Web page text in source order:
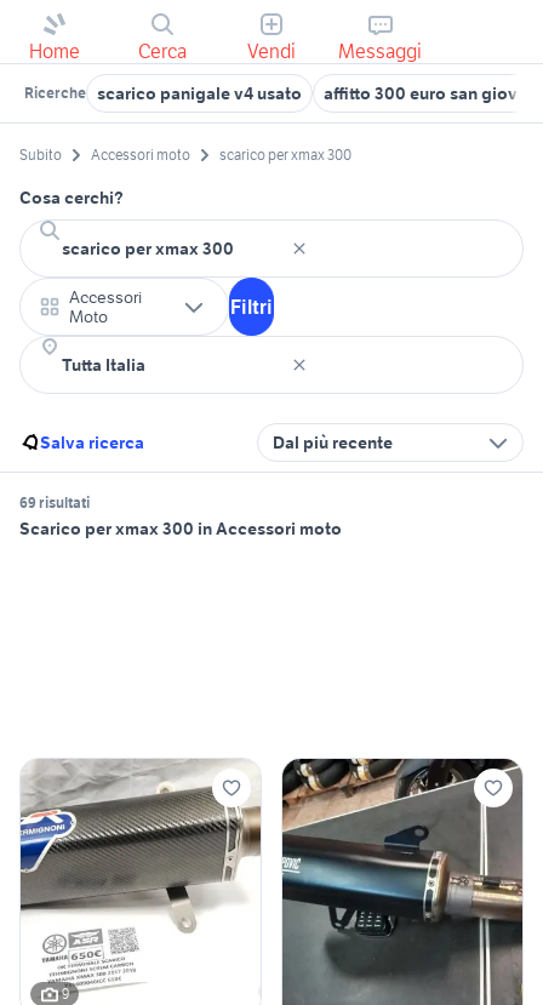
Home Cerca Vendi Messaggi
Ricerche scarico panigale v4 usato affitto 300 euro san
Subito Accessori moto scarico per xmax 300
Cosa cerchi?
Accessori
Moto
Filtri
Salva ricerca Dal più recente
69 risultati
Scarico per xmax 300 in Accessori moto
9